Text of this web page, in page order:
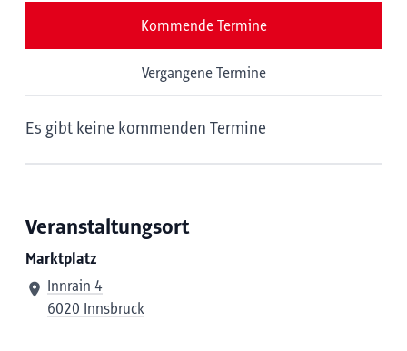
Kommende Termine
Vergangene Termine
Es gibt keine kommenden Termine
Veranstaltungsort
Marktplatz
Innrain 4
6020 Innsbruck